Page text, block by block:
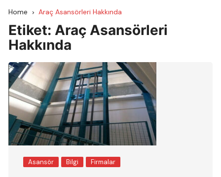
Home Araç Asansörleri Hakkında
Etiket:Araç Asansörleri
Hakkında
Asansör Bilgi Firmalar